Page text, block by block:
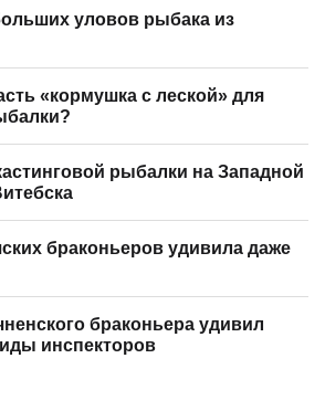
уловов рыбака из
«кормушка с леской» для
рыбалки на Западной
браконьеров удивила даже
браконьера удивил
инспекторов